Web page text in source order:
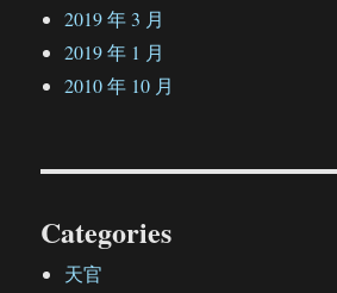
2019 年 3 月
2019 年 1 月
2010 年 10 月
Categories
天官